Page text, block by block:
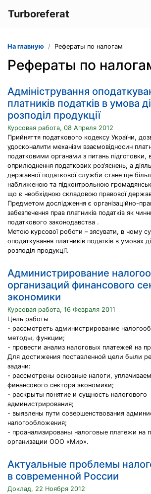
Turboreferat
На главную Рефераты по налогам
Рефераты по
Адміністрування
платників податків в умова
розподіл продукції
Курсовая работа, 08 Апреля 2012
Прийняття податкового кодексу України,
удосконалити механізм взаємовідносин
податковими органами з питань підготовки,
оприлюднення податкових роз’яснень, а
державної податкової служби стане ще
наближеною та підконтрольною
що є необхідною складовою правової
Предметом дослідження є організаційно-
забезпечення прав платників податків як
податкового законодавства .
Метою курсової роботи – зясувати, в чому
оподаткування платників податків в умовах
розподіл продукції.
Администрирование
организаций финансового
экономики
Курсовая работа, 16 Февраля 2011
Цель работы
- рассмотреть администрирование
методы, функции;
- провести анализ налоговых платежей на
Для достижения поставленной цели были
задачи:
- рассмотрены основные налоги,
финансового сектора экономики;
- раскрыты понятие и сущность налогового
администрирования;
- выявлены пути совершенствования
налогообложения;
- проанализированы налоговые платежи на
организации ООО «Мир».
Актуальные проблемы
в современной России
Доклад, 22 Ноября 2012